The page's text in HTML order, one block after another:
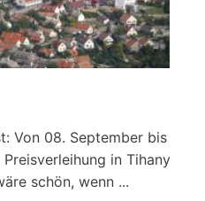
Von 08. September bis
in Tihany
schön, wenn ...